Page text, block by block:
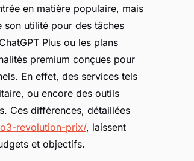
en matière populaire, mais
son utilité pour des tâches
Plus ou les plans
premium conçues pour
En effet, des services tels
ou encore des outils
Ces différences, détaillées
revolution-prix/, laissent
et objectifs.